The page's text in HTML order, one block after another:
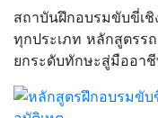
สถาบันฝึกอบรมขับขี่เชิ
ทุกประเภท หลักสูตรร
ยกระดับทักษะสู่มืออา